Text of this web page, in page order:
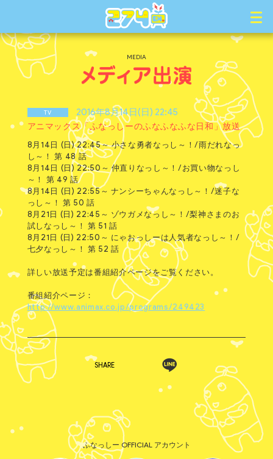
MEDIA
TV 2016年8月14日(日) 22:45
アニマックス「ふなっしーのふなふなふな日和」放送
8月14日 (日) 22:45～ 小さな勇者なっし～！/雨だれなっ
し～！ 第 48 話
8月14日 (日) 22:50～ 仲直りなっし～！/お買い物なっし
～！ 第 49 話
8月14日 (日) 22:55～ ナンシーちゃんなっし～！/迷子な
っし～！ 第 50 話
8月21日 (日) 22:45～ ゾウガメなっし～！/梨神さまのお
試しなっし～！ 第 51 話
8月21日 (日) 22:50～ にゃおっしーは人気者なっし～！/
七夕なっし～！ 第 52 話
詳しい放送予定は番組紹介ページをご覧ください。
番組紹介ページ：
http://www.animax.co.jp/programs/249423
SHARE
ふなっしー OFFICIAL アカウント